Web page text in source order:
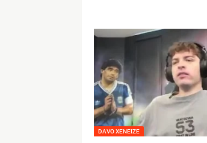
DAVO XENEIZE